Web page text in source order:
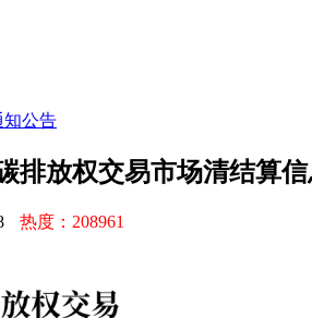
知公告
排放权交易市场清结算
热度：208961